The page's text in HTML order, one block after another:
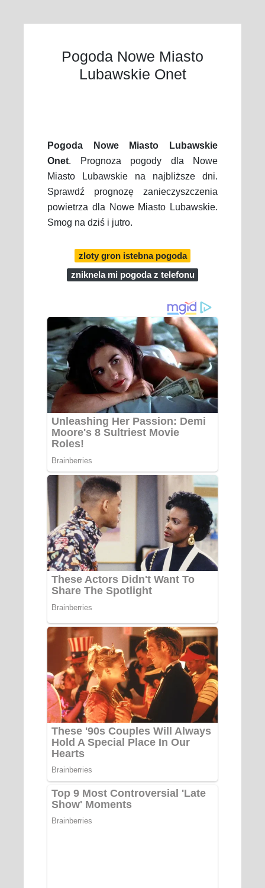
Pogoda Nowe Miasto
Lubawskie Onet
Pogoda Nowe Miasto Lubawskie
Onet. Prognoza pogody dla Nowe
Miasto Lubawskie na najbliższe dni.
Sprawdź prognozę zanieczyszczenia
powietrza dla Nowe Miasto Lubawskie.
Smog na dziś i jutro.
zloty gron istebna pogoda
zniknela mi pogoda z telefonu